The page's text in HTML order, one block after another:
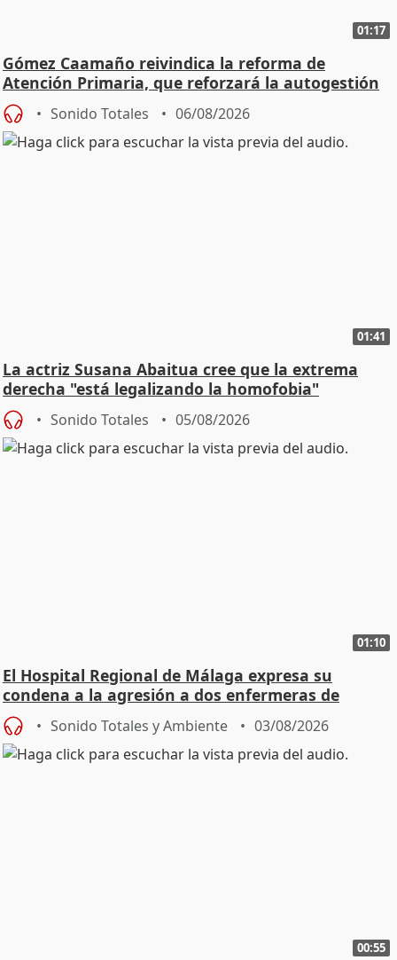
01:17
Gómez Caamaño reivindica la reforma de
Atención Primaria, que reforzará la autogestión
Sonido Totales 06/08/2026
01:41
La actriz Susana Abaitua cree que la extrema
derecha "está legalizando la homofobia"
Sonido Totales 05/08/2026
01:10
El Hospital Regional de Málaga expresa su
condena a la agresión a dos enfermeras de
Urgencias
Sonido Totales y Ambiente 03/08/2026
00:55